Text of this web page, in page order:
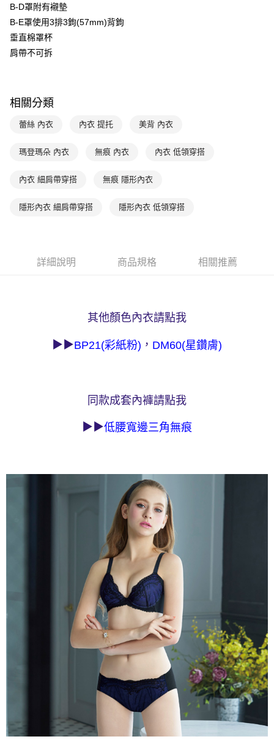
３．安心：先確認商品／服務後，再付款。
【「AFTEE先享後付」結帳流程】
１．於結帳方式選擇「AFTEE先享後付」後，將跳轉至「AFTEE先享後付」
結帳頁面，進行簡訊認證並確認金額後，即可完成結帳。
購買商品的店家。未經商家同意取消之訂單仍視為有效，需透過AFTEE先享
※ 交易是否成功請以「AFTEE先享後付 」之結帳頁面顯示為準，若有關於
客戶支援中心」https://netprotections.freshdesk.com/support/home
１．透過由恩沛科技股份有限公司提供之「AFTEE先享後付」服務完成之交
權轉讓予恩沛科技股份有限公司。
恩沛科技股份有限公司將有權停止該用戶之使用額度並採取法律行動。
全家取貨付款$888免運-以PackAge+配客嘉循環箱包裝寄出
每筆NT$90，滿NT$888(含以上)免運費
付款後全家取貨$888免運-以PackAge+配客嘉循環箱包裝寄出
每筆NT$90，滿NT$1,000(含以上)免運費
付款後萊爾富取貨
每筆NT$90，滿NT$1,000(含以上)免運費
付款後7-11取貨
每筆NT$90，滿NT$1,000(含以上)免運費
海外宅配 (訂單成立後，請主動於2天內與線上客服核對收
件資料，逾期未確認訂單將自動取消)
B-D罩附有襯墊
B-E罩使用3排3鉤(57mm)背鉤
垂直棉罩杯
肩帶不可拆
相關分類
蕾絲 內衣 內衣 提托 美背 內衣
瑪登瑪朵 內衣 無痕 內衣 內衣 低領穿搭
內衣 細肩帶穿搭 無痕 隱形內衣
隱形內衣 細肩帶穿搭 隱形內衣 低領穿搭
詳細說明 商品規格 相關推薦
其他顏色內衣請點我
▶▶BP21(彩紙粉) ， DM60(星鑽膚)
同款成套內褲請點我
▶▶低腰寬邊三角無痕